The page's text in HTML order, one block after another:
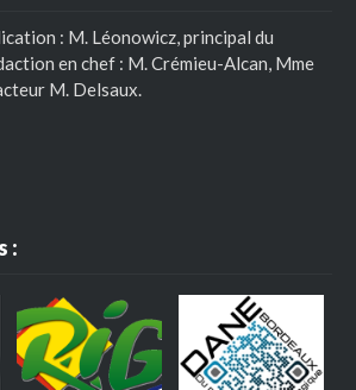
: M. Léonowicz, principal du
en chef : M. Crémieu-Alcan, Mme
M. Delsaux.
: